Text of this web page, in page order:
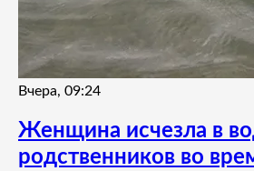
Вчера, 09:24
Женщина исчезла в
родственников во